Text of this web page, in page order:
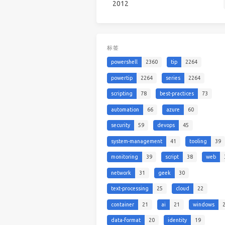
2012
标签
powershell 2360 tip 2264
powertip 2264 series 2264
scripting 78 best-practices 73
automation 66 azure 60
security 59 devops 45
system-management 41 tooling 39
monitoring 39 script 38 web
network 31 geek 30
text-processing 25 cloud 22
container 21 ai 21 windows
data-format 20 identity 19